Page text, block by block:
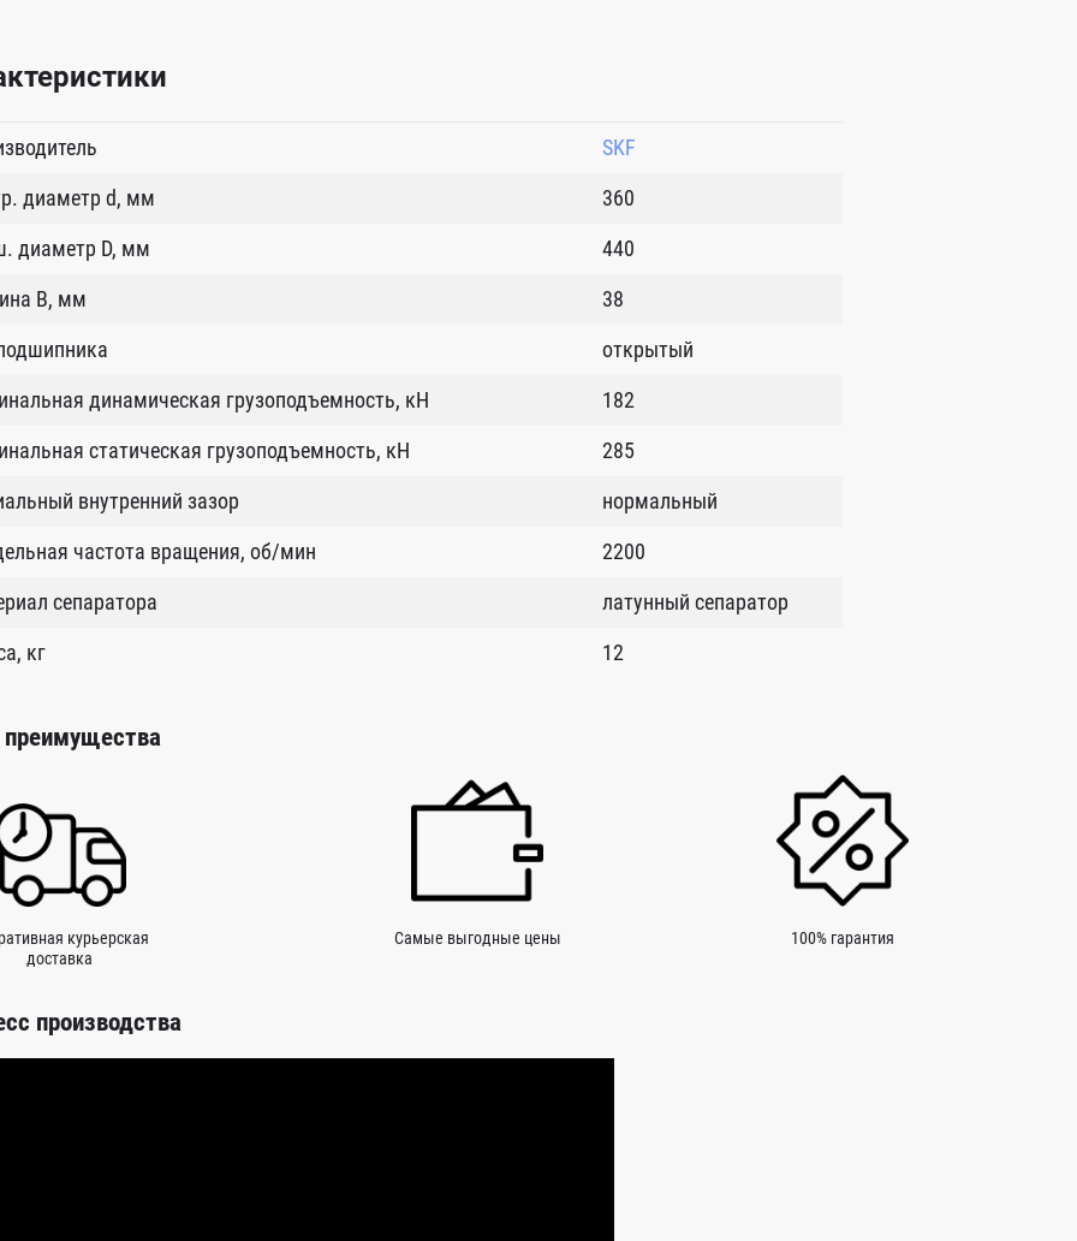
SKF
диаметр d, мм
360
диаметр D, мм
440
B, мм
38
открытый
динамическая грузоподъемность, кН
182
статическая грузоподъемность, кН
285
внутренний зазор
нормальный
частота вращения, об/мин
2200
сепаратора
латунный сепаратор
кг
12
курьерская
доставка
Самые выгодные цены 100% гарантия
производства